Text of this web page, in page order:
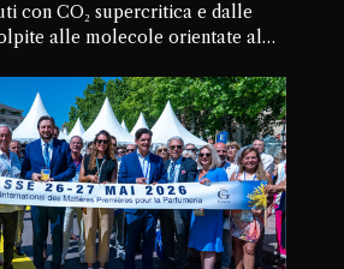
con CO₂ supercritica e dalle
alle molecole orientate al
materiali dimenticati e texture
edizione di SIMPPAR ha
che sta riscoprendo il potenziale
della propria tavolozza.